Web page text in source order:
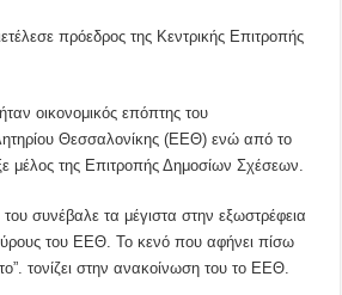
πρόεδρος της Κεντρικής Επιτροπής
οικονομικός επόπτης του
Θεσσαλονίκης (ΕΕΘ) ενώ από το
μέλος της Επιτροπής Δημοσίων Σχέσεων.
συνέβαλε τα μέγιστα στην εξωστρέφεια
του ΕΕΘ. Το κενό που αφήνει πίσω
τονίζει στην ανακοίνωση του το ΕΕΘ.